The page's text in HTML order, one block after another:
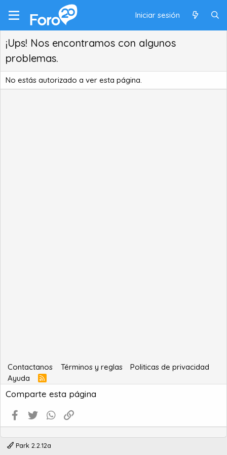
Iniciar sesión
¡Ups! Nos encontramos con algunos
problemas.
No estás autorizado a ver esta página.
Contactanos Términos y reglas
Politicas de privacidad
Ayuda
R
S
S
Comparte esta página
Facebook
Twitter WhatsApp
Park 2.2.12a